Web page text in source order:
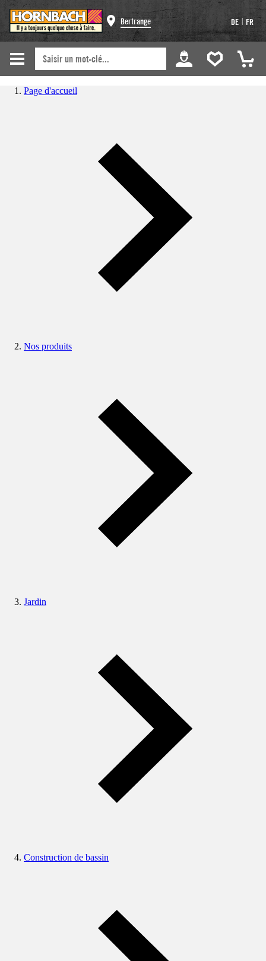
Bertrange DE | FR
Page d'accueil
Nos produits
Jardin
Construction de bassin